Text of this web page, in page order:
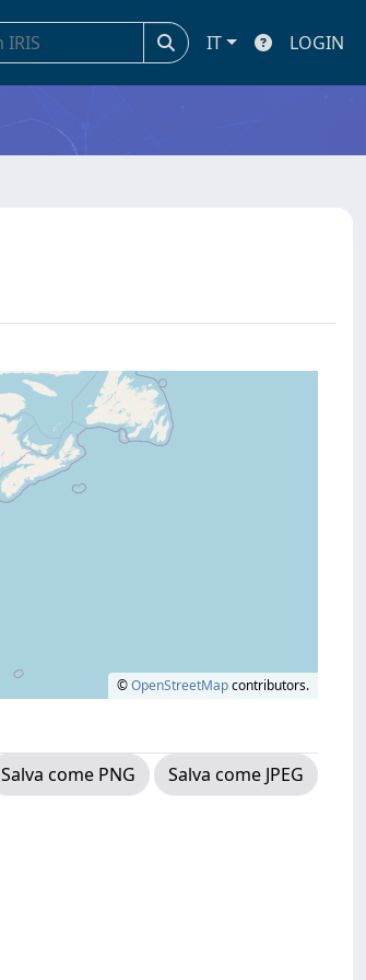
IT LOGIN
©OpenStreetMapcontributors.
Salva come PNG
Salva come JPEG